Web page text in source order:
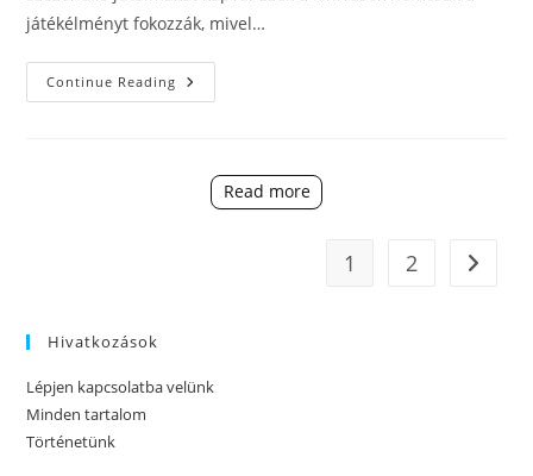
játékélményt fokozzák, mivel…
Continue Reading Esemény
Kihívások:
Egyedi
TárgyakRead more
1 2 Go to
Hivatkozások
Lépjen kapcsolatba velünk
Minden tartalom
Történetünk